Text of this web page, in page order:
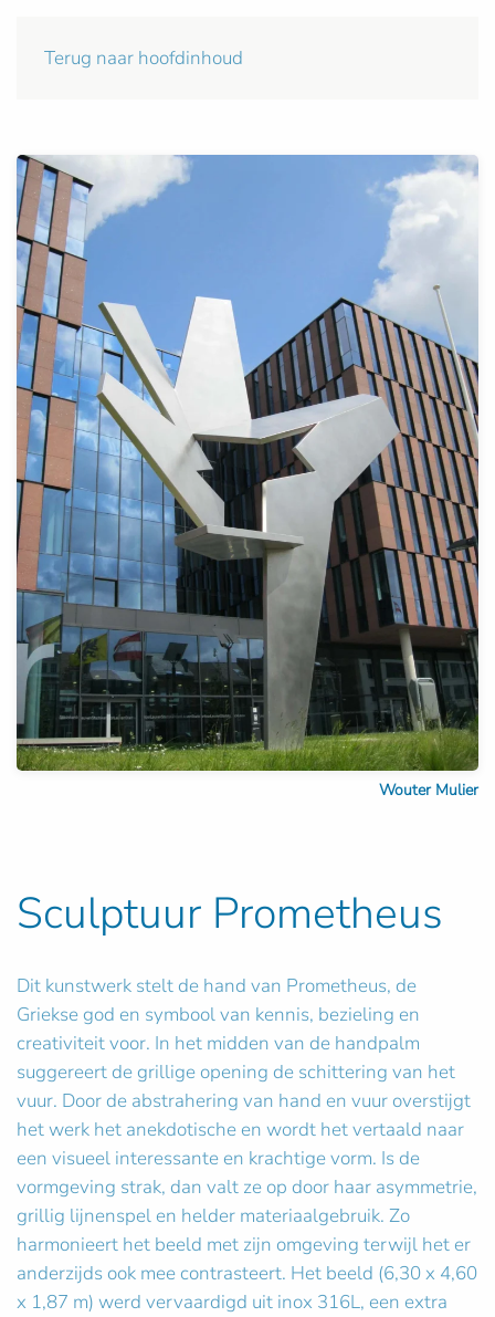
Terug naar hoofdinhoud
Wouter Mulier
Sculptuur Prometheus
Dit kunstwerk stelt de hand van Prometheus, de
Griekse god en symbool van kennis, bezieling en
creativiteit voor. In het midden van de handpalm
suggereert de grillige opening de schittering van het
vuur. Door de abstrahering van hand en vuur overstijgt
het werk het anekdotische en wordt het vertaald naar
een visueel interessante en krachtige vorm. Is de
vormgeving strak, dan valt ze op door haar asymmetrie,
grillig lijnenspel en helder materiaalgebruik. Zo
harmonieert het beeld met zijn omgeving terwijl het er
anderzijds ook mee contrasteert. Het beeld (6,30 x 4,60
x 1,87 m) werd vervaardigd uit inox 316L, een extra